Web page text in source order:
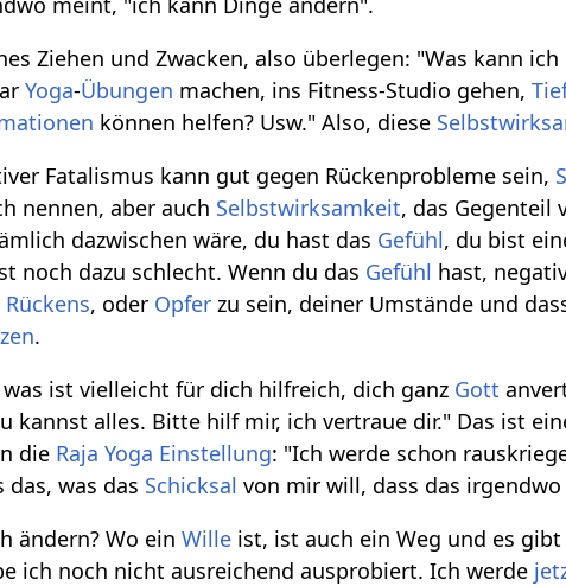
Ziehen und Zwacken, also überlegen: "Was kann
Yoga-Übungen machen, ins Fitness-Studio gehen,
können helfen? Usw." Also, diese
Fatalismus kann gut gegen Rückenprobleme sein,
nennen, aber auch Selbstwirksamkeit, das Gegenteil
dazwischen wäre, du hast das Gefühl, du bist
noch dazu schlecht. Wenn du das Gefühl hast,
Rückens, oder Opfer zu sein, deiner Umstände und
.
ist vielleicht für dich hilfreich, dich ganz Gott
kannst alles. Bitte hilf mir, ich vertraue dir." Das ist
die Raja Yoga Einstellung: "Ich werde schon
das, was das Schicksal von mir will, dass das
ändern? Wo einWille ist, ist auch ein Weg und es
ich noch nicht ausreichend ausprobiert. Ich werde